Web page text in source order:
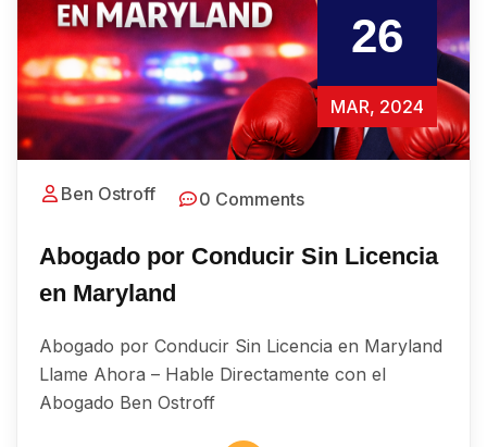
26
MAR, 2024
Ben Ostroff 0 Comments
Abogado por Conducir Sin Licencia
en Maryland
Abogado por Conducir Sin Licencia en Maryland
Llame Ahora – Hable Directamente con el
Abogado Ben Ostroff